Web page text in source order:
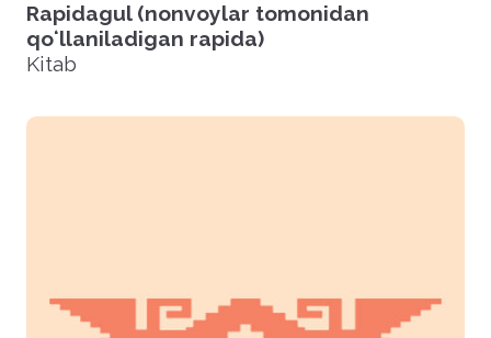
Rapidagul (nonvoylar tomonidan
qoʻllaniladigan rapida)
Kitab